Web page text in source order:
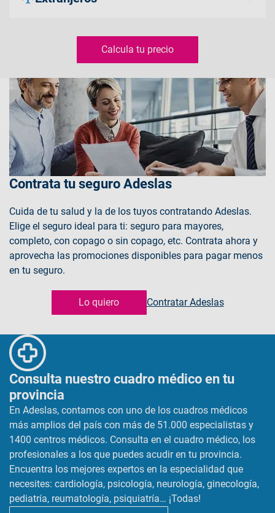
todos los requisitos necesarios para todos tus
Descubre Adeslas Extranjeros 🡢
Calcula tu precio
Contrata tu seguro Adeslas
Cuida de tu salud y la de los tuyos contratando Adeslas.
Elige el seguro ideal para ti: seguro para mayores,
completo, con copago o sin copago, etc. Contrata ahora y
aprovecha las promociones disponibles para pagar menos
en tu seguro.
Lo quiero Contratar Adeslas
Consulta nuestro cuadro médico en tu
provincia
En Adeslas, contamos con uno de los cuadros médicos
más amplios del país con más de 51.000 especialistas y
1400 centros médicos. Consulta en el cuadro médico, los
profesionales a los que puedes acudir en tu provincia.
Encuentra los mejores expertos en la especialidad que
necesites: cardiología, psicología, neurología, ginecología,
pediatría, reumatología, psiquiatría… ¡Todas!